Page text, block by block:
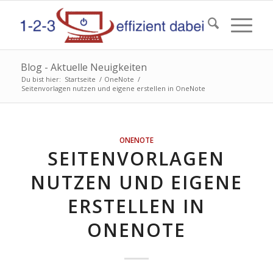
Blog - Aktuelle Neuigkeiten
Du bist hier: Startseite / OneNote /
Seitenvorlagen nutzen und eigene erstellen in OneNote
ONENOTE
SEITENVORLAGEN
NUTZEN UND EIGENE
ERSTELLEN IN
ONENOTE